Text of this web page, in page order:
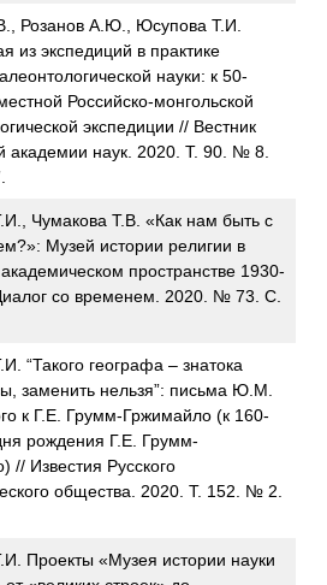
Розанов А.Ю., Юсупова Т.И.
из экспедиций в практике
науки: к 50-
Российско-монгольской
экспедиции // Вестник
академии наук. 2020. Т. 90. № 8.
Чумакова Т.В. «Как нам быть с
Музей истории религии в
пространстве 1930-
со временем. 2020. № 73. С.
“Такого географа – знатока
заменить нельзя”: письма Ю.М.
к Г.Е. Грумм-Гржимайло (к 160-
рождения Г.Е. Грумм-
// Известия Русского
общества. 2020. Т. 152. № 2.
Проекты «Музея истории науки